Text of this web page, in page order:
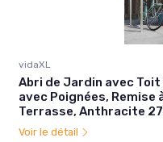
vidaXL
Abri de Jardin avec Toit
avec Poignées, Remise
Terrasse, Anthracite
Voir le détail